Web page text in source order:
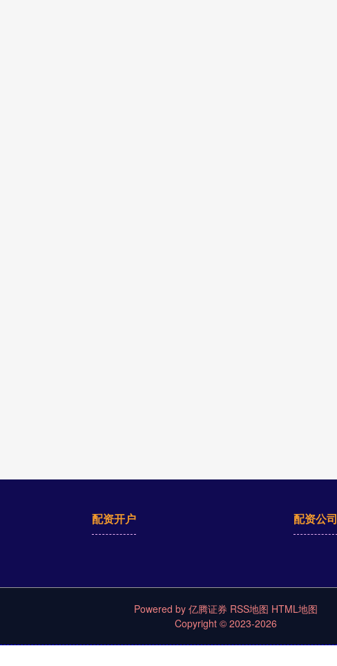
配资开户 配资公司
Powered by 亿腾证券 RSS地图 HTML地图
Copyright © 2023-2026